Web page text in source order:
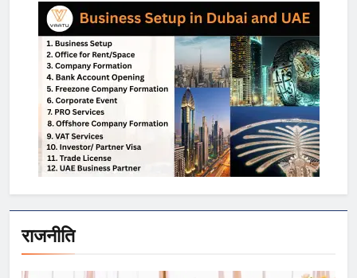
राजनीति